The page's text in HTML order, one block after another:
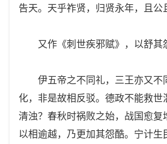
告天。天乎祚贤，归贤永年，且公
又作《刺世疾邪赋》，以舒其
伊五帝之不同礼，三王亦又不
化，非是故相反驳。德政不能救
清浊？春秋时祸败之始，战国愈
以相逾越，乃更加其怨酷。宁计生